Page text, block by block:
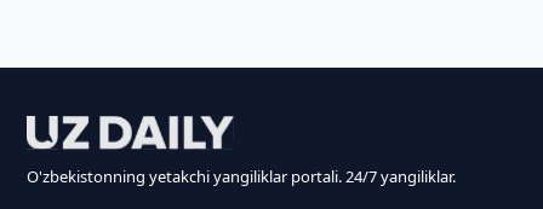
O'zbekistonning yetakchi yangiliklar portali. 24/7 yangiliklar.